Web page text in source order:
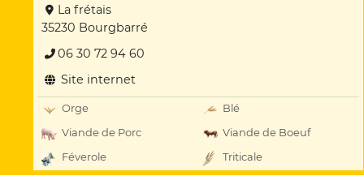
La frétais
35230 Bourgbarré
06 30 72 94 60
Site internet
Orge
Blé
Viande de Porc
Viande de Boeuf
Féverole
Triticale